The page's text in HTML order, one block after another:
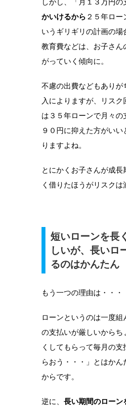
かいけるから ２５年ロー
いうギリギリの計画の場
教育費などは、お子さん
がっていく傾向に。
不慮の出費などもありが
入によりますが、リス
は３５年ローンで月々の
９０円に抑えた方がいい
りますよね。
とにかくお子さんが成
く借りたほうがリスクは
短いローンを長
しいが、長いロ
るのはかんたん
もう一つの理由は・・・
ローンというのは一度組
の支払いが厳しいからち
くしてもらって毎月の支
らおう・・・」とはかん
からです。
逆に、 長い期間のローン